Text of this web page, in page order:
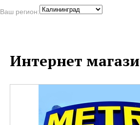
Ваш регион:
Интернет